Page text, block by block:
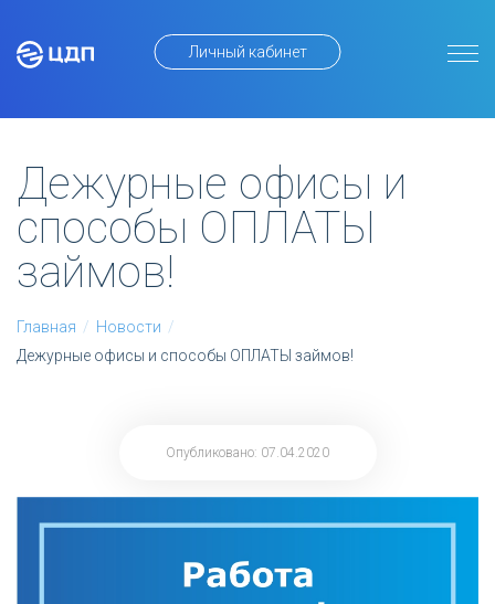
Личный кабинет
Дежурные офисы и
способы ОПЛАТЫ
займов!
Главная / Новости /
Дежурные офисы и способы ОПЛАТЫ займов!
Опубликовано: 07.04.2020